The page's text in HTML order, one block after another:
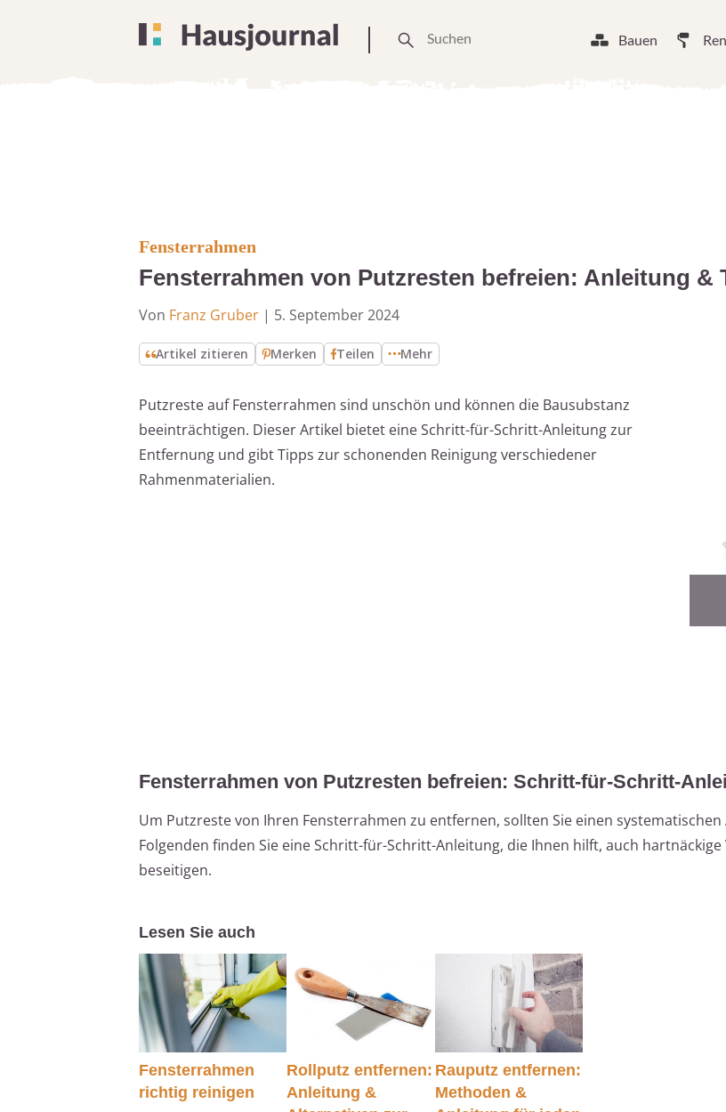
Bauen
Fensterrahmen
Fensterrahmen von Putzresten befreien: Anleitung &
Von Franz Gruber | 5. September 2024
Artikel zitieren Merken Teilen Mehr
Putzreste auf Fensterrahmen sind unschön und können die Bausubstanz
beeinträchtigen. Dieser Artikel bietet eine Schritt-für-Schritt-Anleitung zur
Entfernung und gibt Tipps zur schonenden Reinigung verschiedener
Rahmenmaterialien.
Fensterrahmen von Putzresten befreien: Schritt-für-Schritt-
Um Putzreste von Ihren Fensterrahmen zu entfernen, sollten Sie einen systematischen
Folgenden finden Sie eine Schritt-für-Schritt-Anleitung, die Ihnen hilft, auch
beseitigen.
Lesen Sie auch
Fensterrahmen
richtig reinigen
Rollputz entfernen:
Anleitung &
Rauputz entfernen:
Methoden &